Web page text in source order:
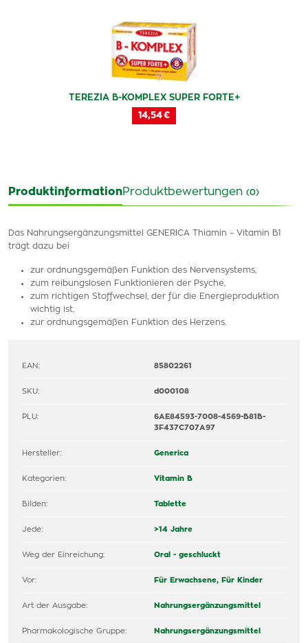
TEREZIA B-KOMPLEX SUPER FORTE+
14,54 €
ProduktinformationProduktbewertungen (0)
Das Nahrungsergänzungsmittel GENERICA Thiamin – Vitamin B1
trägt dazu bei
zur ordnungsgemäßen Funktion des Nervensystems,
zum reibungslosen Funktionieren der Psyche,
zum richtigen Stoffwechsel, der für die Energieproduktion
wichtig ist,
zur ordnungsgemäßen Funktion des Herzens.
EAN: 85802261
SKU: d000108
PLU:
6AE84593-7008-4569-B81B-
3F437C707A97
Hersteller: Generica
Kategorien: Vitamin B
Bilden: Tablette
Jede: >14 Jahre
Weg der Einreichung: Oral - geschluckt
Vor: Für Erwachsene, Für Kinder
Art der Ausgabe: Nahrungsergänzungsmittel
Pharmakologische Gruppe: Nahrungsergänzungsmittel